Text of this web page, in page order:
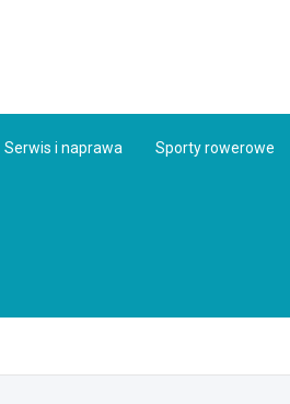
Serwis i naprawa Sporty rowerowe